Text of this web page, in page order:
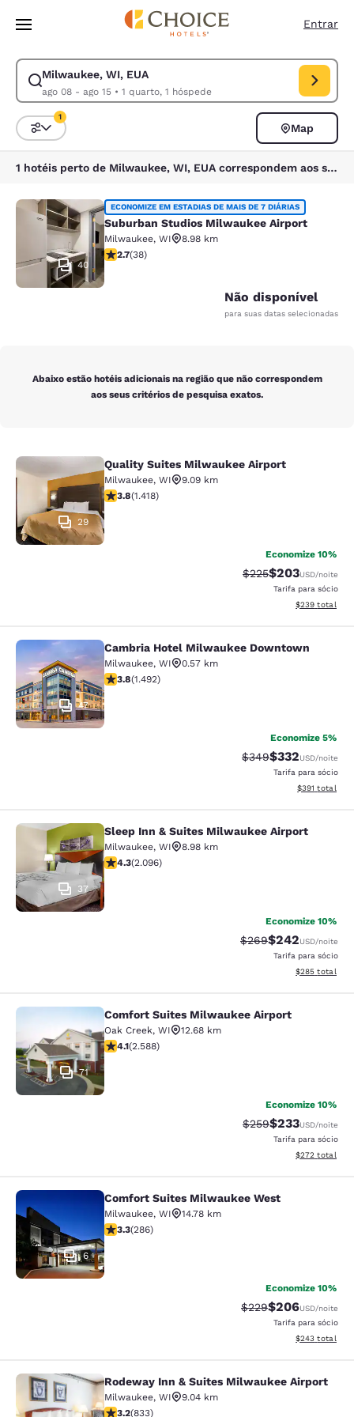
Pular Para Conteúdo Principal
Entrar
Milwaukee, WI, EUA
ago 08 - ago 15• 1 quarto, 1 hóspede
Modificar pesquisa para Milwaukee, WI, EUA. Data de check-in ago
Classificar e filtrar
1
Map
1 hotéis perto de Milwaukee, WI, EUA correspondem aos seus filtros
Suburban Studios Milwaukee
40
ECONOMIZE EM ESTADIAS DE MAIS DE 7 DIÁRIAS
Suburban Studios Milwaukee Airport
Milwaukee, WI
8.98 km
classificação 2.66 estrelas. Razoável. 38 avaliações
2.7(38)
Não disponível
para suas datas selecionadas
Abaixo estão hotéis adicionais na região que não correspondem
aos seus critérios de pesquisa exatos.
Quality Suites Milwaukee Airport
29
Quality Suites Milwaukee Airport
Milwaukee, WI
9.09 km
classificação 3.82 estrelas. Bom. 1418 avaliações
3.8(1.418)
Economize 10%
Tarifa anterior
$225Tarifa com
$203USD/noite
Tarifa para sócio
Exibir
$239 total
Cambria Hotel Milwaukee
47
Cambria Hotel Milwaukee Downtown
Milwaukee, WI
0.57 km
classificação 3.81 estrelas. Bom. 1492 avaliações
3.8(1.492)
Economize 5%
Tarifa anterior
$349Tarifa com
$332USD/noite
Tarifa para sócio
Exibir
$391 total
Sleep Inn & Suites Milwaukee
37
Sleep Inn & Suites Milwaukee Airport
Milwaukee, WI
8.98 km
classificação 4.26 estrelas. Excelente. 2096
4.3(2.096)
Economize 10%
Tarifa anterior
$269Tarifa com
$242USD/noite
Tarifa para sócio
Exibir
$285 total
Comfort Suites Milwaukee Airport
71
Comfort Suites Milwaukee Airport
Oak Creek, WI
12.68 km
classificação 4.1 estrelas. Muito bom. 2588 avaliações
4.1(2.588)
Economize 10%
Tarifa anterior
$259Tarifa com
$233USD/noite
Tarifa para sócio
Exibir
$272 total
Comfort Suites Milwaukee West
6
Comfort Suites Milwaukee West
Milwaukee, WI
14.78 km
classificação 3.25 estrelas. Bom. 286 avaliações
3.3(286)
Economize 10%
Tarifa anterior
$229Tarifa com
$206USD/noite
Tarifa para sócio
Exibir
$243 total
Rodeway Inn & Suites Milwaukee
Rodeway Inn & Suites Milwaukee Airport
Milwaukee, WI
9.04 km
classificação 3.24 estrelas. Bom. 833 avaliações
3.2(833)